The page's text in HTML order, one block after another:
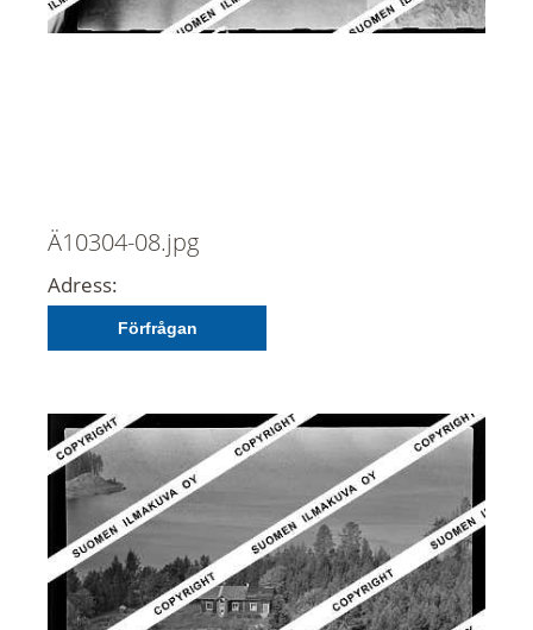
Ä10304-08.jpg
Adress:
Förfrågan